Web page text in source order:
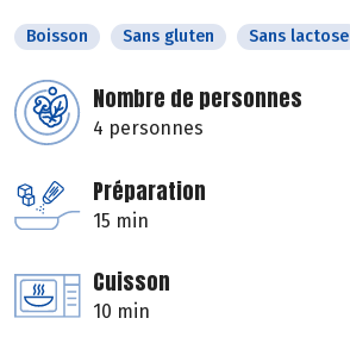
Boisson Sans gluten Sans lactose
Nombre de personnes
4 personnes
Préparation
15 min
Cuisson
10 min